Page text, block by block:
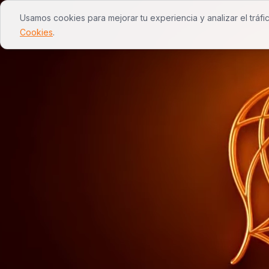
inicio servicios nosotros wevy
Usamos cookies para mejorar tu experiencia y analizar el
Cookies.